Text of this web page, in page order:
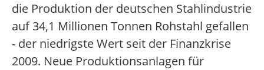
die Produktion der deutschen Stahlindustrie
auf 34,1 Millionen Tonnen Rohstahl gefallen
- der niedrigste Wert seit der Finanzkrise
2009. Neue Produktionsanlagen für